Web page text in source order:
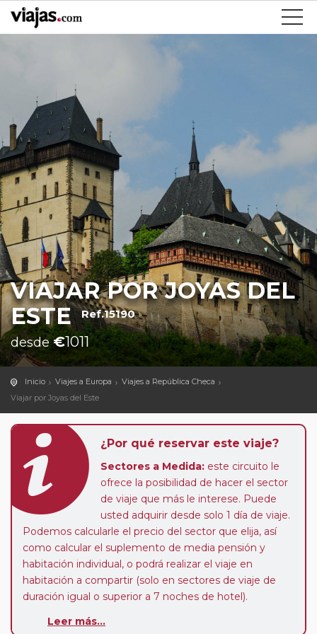
VIAJAR POR JOYAS DEL
ESTE Ref.15190
desde€1011
Inicio Viajes a Europa
Viajes a República Checa
Viajar por Joyas del Este
¿Por qué reservar este viaje?
Sectores a Medida: este circuito le
ofrece la posibilidad de hacer el sector
de viaje que más le interese. Puede
usted adquirir desde solo 1 día de viaje.
Podemos calcularle el precio del sector que elija, así
como calcular el suplemento de media pensión y
habitación individual, o podrá realizar el viaje en
habitación a compartir (solo en sectores de viaje de
duración igual o superior a 7 noches de hotel).
de que usted pueda programar una o más paradas en
Leer más...